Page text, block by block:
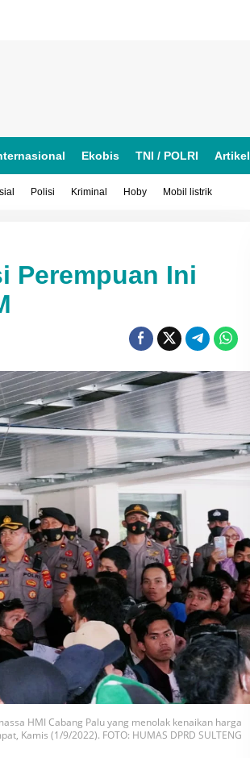
Ekobis TNI / POLRI Artikel
Polisi Kriminal Hoby Mobil listrik
Perempuan Ini
HMI Cabang Palu yang menolak kenaikan harga
Kamis (1/9/2022). FOTO: HUMAS DPRD SULTENG